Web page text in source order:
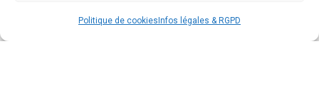
Politique de cookies Infos légales & RGPD